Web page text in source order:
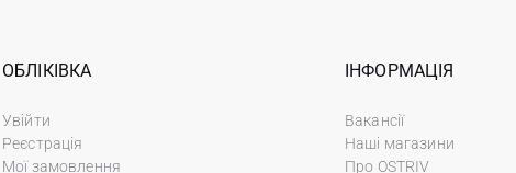
ОБЛІКІВКА
Увійти
Реєстрація
Мої замовлення
ІНФОРМАЦІЯ
Вакансії
Наші магазини
Про OSTRIV